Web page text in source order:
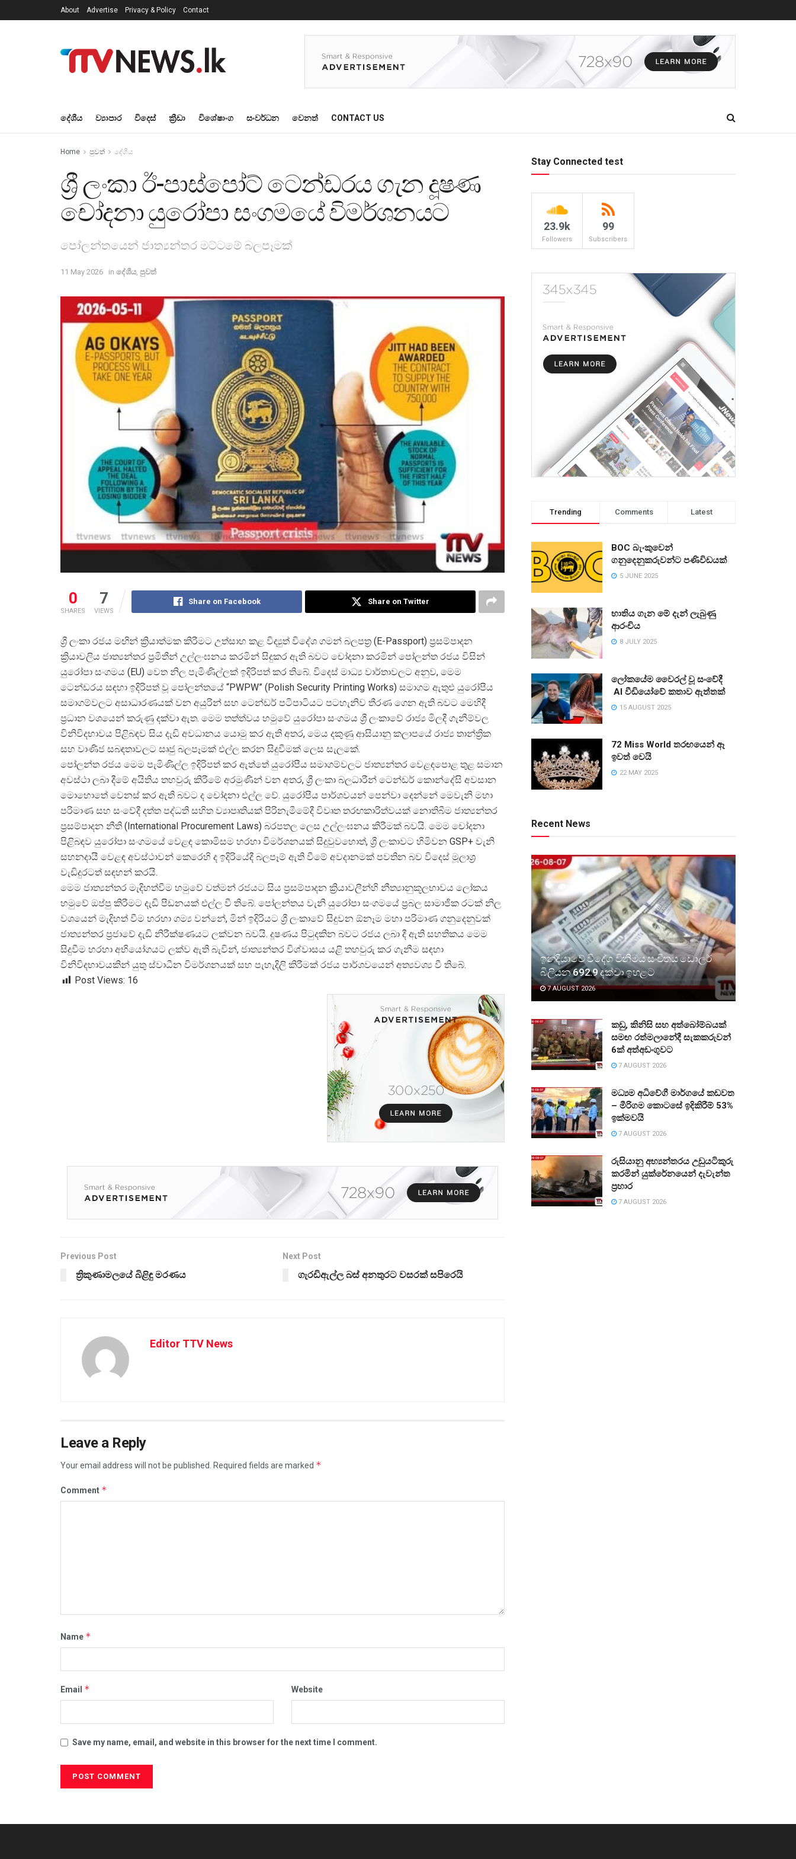
About Advertise Privacy & Policy Contact
දේශීය ව්‍යාපාර විදෙස් ක්‍රීඩා විශේෂාංග සංවර්ධන වෙනත් CONTACT US
Home පුවත් දේශීය
ශ්‍රී ලංකා ඊ-පාස්පෝට් ටෙන්ඩරය ගැන දූෂණ
චෝදනා යුරෝපා සංගමයේ විමර්ශනයට
පෝලන්තයෙන් ජාත්‍යන්තර මට්ටමේ බලපෑමක්
11 May 2026 in දේශීය, පුවත්
0
SHARES
7
VIEWS
Share on Facebook Share on Twitter
ශ් රී ලංකා රජය මඟින් ක්රියාත්මක කිරීමට උත්සාහ කළ විද්යුත් විදේශ ගමන් බලපත් ර (E-Passport) ප්රසම්පාදන
ක්රියාවලිය ජාත්යන්තර ප්රමිතීන් උල්ලංඝනය කරමින් සිදුකර ඇති බවට චෝදනා කරමින් පෝලන්ත රජය විසින්
යුරෝපා සංගමය (EU) වෙත නිල පැමිණිල්ලක් ඉදිරිපත් කර තිබේ. විදෙස් මාධ් ය වාර්තාවලට අනුව, මෙම
ටෙන්ඩරය සඳහා ඉදිරිපත් වූ පෝලන්තයේ “PWPW” (Polish Security Printing Works) සමාගම ඇතුළු යුරෝපීය
සමාගම්වලට අසාධාරණයක් වන අයුරින් සහ ටෙන්ඩර් පටිපාටියට පටහැනිව තීරණ ගෙන ඇති බවට මෙහිදී
ප්රධාන වශයෙන් කරුණු දක්වා ඇත. මෙම තත්ත්වය හමුවේ යුරෝපා සංගමය ශ් රී ලංකාවේ රාජ් ය මිලදී ගැනීම්වල
විනිවිදභාවය පිළිබඳව සිය දැඩි අවධානය යොමු කර ඇති අතර, මෙය දකුණු ආසියානු කලාපයේ රාජ් ය තාන්ත්රික
සහ වාණිජ සබඳතාවලට සෘජු බලපෑමක් එල්ල කරන සිදුවීමක් ලෙස සැලකේ.
පෝලන්ත රජය මෙම පැමිණිල්ල ඉදිරිපත් කර ඇත්තේ යුරෝපීය සමාගම්වලට ජාත්යන්තර වෙළඳපොළ තුළ සමාන
අවස්ථා ලබා දීමේ අයිතිය තහවුරු කිරීමේ අරමුණින් වන අතර, ශ් රී ලංකා බලධාරීන් ටෙන්ඩර් කොන්දේසි අවසාන
මොහොතේ වෙනස් කර ඇති බවට ද චෝදනා එල්ල වේ. යුරෝපීය පාර්ශවයන් පෙන්වා දෙන්නේ මෙවැනි මහා
පරිමාණ සහ සංවේදී දත්ත පද්ධති සහිත ව්යාපෘතියක් පිරිනැමීමේදී විවෘත තරඟකාරිත්වයක් නොතිබීම ජාත්යන්තර
ප්රසම්පාදන නීති (International Procurement Laws) බරපතල ලෙස උල්ලංඝනය කිරීමක් බවයි. මෙම චෝදනා
පිළිබඳව යුරෝපා සංගමයේ වෙළඳ කොමිසම හරහා විමර්ශනයක් සිදුවුවහොත්, ශ් රී ලංකාවට හිමිවන GSP+ වැනි
සහනදායී වෙළඳ අවස්ථාවන් කෙරෙහි ද ඉදිරියේදී බලපෑම් ඇති වීමේ අවදානමක් පවතින බව විදෙස් මූලාශ්
වැඩිදුරටත් සඳහන් කරයි.
මෙම ජාත්යන්තර මැදිහත්වීම හමුවේ වත්මන් රජයට සිය ප්රසම්පාදන ක්රියාවලීන්හි නීත්යානුකූලභාවය ලෝකය
හමුවේ ඔප්පු කිරීමට දැඩි පීඩනයක් එල්ල වී තිබේ. පෝලන්තය වැනි යුරෝපා සංගමයේ ප්රබල සාමාජික රටක් නිල
වශයෙන් මැදිහත් වීම හරහා ගම් ය වන්නේ, මින් ඉදිරියට ශ් රී ලංකාවේ සිදුවන ඕනෑම මහා පරිමාණ ගනුදෙනුවක්
ජාත්යන්තර ප්රජාවේ දැඩි නිරීක්ෂණයට ලක්වන බවයි. දූෂණය පිටුදකින බවට රජය ලබා දී ඇති සහතිකය මෙම
සිදුවීම හරහා අභියෝගයට ලක්ව ඇති බැවින්, ජාත්යන්තර විශ්වාසය යළි තහවුරු කර ගැනීම සඳහා
විනිවිදභාවයකින් යුතු ස්වාධීන විමර්ශනයක් සහ පැහැදිලි කිරීමක් රජය පාර්ශවයෙන් අත්යවශ් ය වී තිබේ.
Post Views: 16
Previous Post
ත්‍රිකුණාමලයේ බිළිඳු මරණය
Next Post
ගැරඩිඇල්ල බස් අනතුරට වසරක් සපිරෙයි
Editor TTV News
Leave a Reply
Your email address will not be published. Required fields are marked *
Comment *
Name *
Email * Website
Save my name, email, and website in this browser for the next time I comment.
Stay Connected test
23.9k
Followers
99
Subscribers
Trending Comments Latest
BOC බැංකුවෙන්
ගනුදෙනුකරුවන්ට පණිවිඩයක්
5 JUNE 2025
භාතිය ගැන මේ දැන් ලැබුණු
ආරංචිය
8 JULY 2025
ලෝකයේම වෛරල් වූ සංවේදී
AI වීඩියෝවේ කතාව ඇත්තක්
15 AUGUST 2025
72 Miss World තරඟයෙන් ඈ
ඉවත් වෙයි
22 MAY 2025
Recent News
ඉන්දියාවේ විදේශ විනිමය සංචිතය ඩොලර්
බිලියන 692.9 දක්වා ඉහළට
7 AUGUST 2026
කඩු, කිනිසි සහ අත්බෝම්බයක්
සමඟ රත්මලානේදී සැකකරුවන්
6ක් අත්අඩංගුවට
7 AUGUST 2026
මධ්‍යම අධිවේගී මාර්ගයේ කඩවත
– මීරිගම කොටසේ ඉදිකිරීම් 53%
ඉක්මවයි
7 AUGUST 2026
රුසියානු අභ්‍යන්තරය උඩුයටිකුරු
කරමින් යුක්රේනයෙන් දැවැන්ත
ප්‍රහාර
7 AUGUST 2026